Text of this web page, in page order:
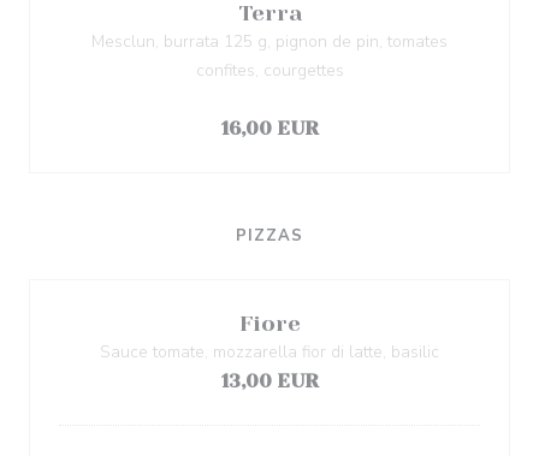
Terra
Mesclun, burrata 125 g, pignon de pin, tomates
confites, courgettes
16,00 EUR
PIZZAS
Fiore
Sauce tomate, mozzarella fior di latte, basilic
13,00 EUR